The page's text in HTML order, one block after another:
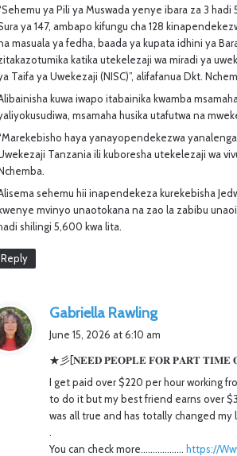
ya Pili ya Muswada yenye ibara za 3
ya 147, ambapo kifungu cha 128
masuala ya fedha, baada ya kupata idhini ya
katika utekelezaji wa miradi ya
Taifa ya Uwekezaji (NISC)”, alifafanua Dkt.
kuwa iwapo itabainika kwamba
msamaha husika utafutwa na
haya yanayopendekezwa
Tanzania ili kuboresha utekelezaji wa
sehemu hii inapendekeza kurekebisha
kwenye mvinyo unaotokana na zao la zabibu
hadi shilingi 5,600 kwa lita.
Reply
Gabriella Rawling
s
:
June 15, 2026 at 6:10 am
★彡[𝐍𝐄𝐄𝐃 𝐏𝐄𝐎𝐏𝐋𝐄 𝐅𝐎𝐑 𝐏𝐀𝐑𝐓
I get paid over $220 per hour working
to do it but my best friend earns over
was all true and has totally changed
.
You can check more……………… https://